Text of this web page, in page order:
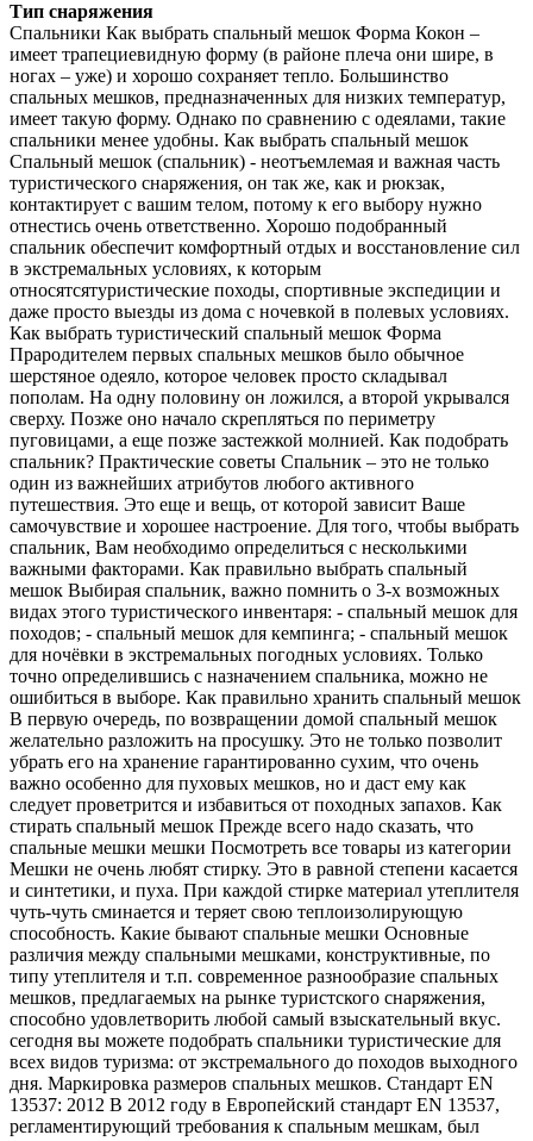
Тип снаряжения
Спальники Как выбрать спальный мешок Форма Кокон –
имеет трапециевидную форму (в районе плеча они шире, в
ногах – уже) и хорошо сохраняет тепло. Большинство
спальных мешков, предназначенных для низких температур,
имеет такую форму. Однако по сравнению с одеялами, такие
спальники менее удобны. Как выбрать спальный мешок
Спальный мешок (спальник) - неотъемлемая и важная часть
туристического снаряжения, он так же, как и рюкзак,
контактирует с вашим телом, потому к его выбору нужно
отнестись очень ответственно. Хорошо подобранный
спальник обеспечит комфортный отдых и восстановление сил
в экстремальных условиях, к которым
относятсятуристические походы, спортивные экспедиции и
даже просто выезды из дома с ночевкой в полевых условиях.
Как выбрать туристический спальный мешок Форма
Прародителем первых спальных мешков было обычное
шерстяное одеяло, которое человек просто складывал
пополам. На одну половину он ложился, а второй укрывался
сверху. Позже оно начало скрепляться по периметру
пуговицами, а еще позже застежкой молнией. Как подобрать
спальник? Практические советы Cпальник – это не только
один из важнейших атрибутов любого активного
путешествия. Это еще и вещь, от которой зависит Ваше
самочувствие и хорошее настроение. Для того, чтобы выбрать
спальник, Вам необходимо определиться с несколькими
важными факторами. Как правильно выбрать спальный
мешок Выбирая спальник, важно помнить о 3-х возможных
видах этого туристического инвентаря: - спальный мешок для
походов; - спальный мешок для кемпинга; - спальный мешок
для ночёвки в экстремальных погодных условиях. Только
точно определившись с назначением спальника, можно не
ошибиться в выборе. Как правильно хранить спальный мешок
В первую очередь, по возвращении домой спальный мешок
желательно разложить на просушку. Это не только позволит
убрать его на хранение гарантированно сухим, что очень
важно особенно для пуховых мешков, но и даст ему как
следует проветрится и избавиться от походных запахов. Как
стирать спальный мешок Прежде всего надо сказать, что
спальные мешки мешки Посмотреть все товары из категории
Мешки не очень любят стирку. Это в равной степени касается
и синтетики, и пуха. При каждой стирке материал утеплителя
чуть-чуть сминается и теряет свою теплоизолирующую
способность. Какие бывают спальные мешки Основные
различия между спальными мешками, конструктивные, по
типу утеплителя и т.п. современное разнообразие спальных
мешков, предлагаемых на рынке туристского снаряжения,
способно удовлетворить любой самый взыскательный вкус.
сегодня вы можете подобрать спальники туристические для
всех видов туризма: от экстремального до походов выходного
дня. Маркировка размеров спальных мешков. Стандарт EN
13537: 2012 В 2012 году в Европейский стандарт EN 13537,
регламентирующий требования к спальным мешкам, был